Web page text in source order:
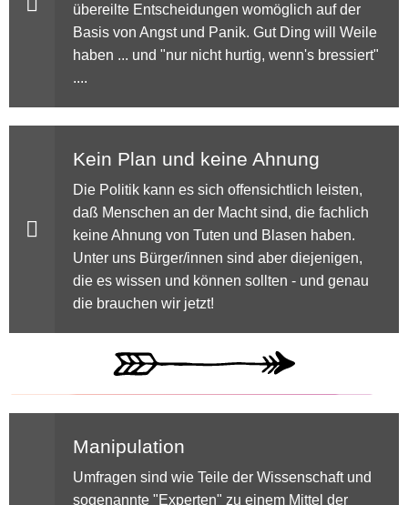
übereilte Entscheidungen womöglich auf der
Basis von Angst und Panik. Gut Ding will Weile
haben ... und "nur nicht hurtig, wenn's bressiert"
....
Kein Plan und keine Ahnung
Die Politik kann es sich offensichtlich leisten,
daß Menschen an der Macht sind, die fachlich
keine Ahnung von Tuten und Blasen haben.
Unter uns Bürger/innen sind aber diejenigen,
die es wissen und können sollten - und genau
die brauchen wir jetzt!
Manipulation
Umfragen sind wie Teile der Wissenschaft und
sogenannte "Experten" zu einem Mittel der